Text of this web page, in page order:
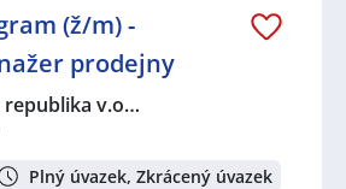
(ž/m) -
prodejny
republika v.o…
Plný úvazek, Zkrácený úvazek